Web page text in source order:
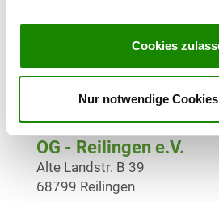
Cookies
Nur notwendige
OG - Obergrombach
Helmsheimerstr. 55
76646 Bruchsal
OG - Reilingen e.V.
Alte Landstr. B 39
68799 Reilingen